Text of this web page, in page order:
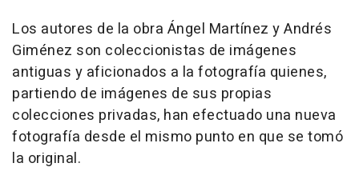
Los autores de la obra Ángel Martínez y Andrés
Giménez son coleccionistas de imágenes
antiguas y aficionados a la fotografía quienes,
partiendo de imágenes de sus propias
colecciones privadas, han efectuado una nueva
fotografía desde el mismo punto en que se tomó
la original.